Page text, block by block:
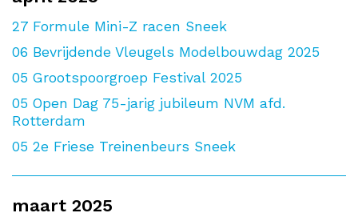
27 Formule Mini-Z racen Sneek
06 Bevrijdende Vleugels Modelbouwdag 2025
05 Grootspoorgroep Festival 2025
05 Open Dag 75-jarig jubileum NVM afd.
Rotterdam
05 2e Friese Treinenbeurs Sneek
maart 2025